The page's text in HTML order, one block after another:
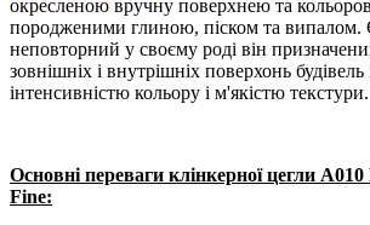
окресленою вручну поверхнею та
породженими глиною, піском та випалом.
неповторний у своєму роді він
зовнішніх і внутрішніх поверхонь будівель
інтенсивністю кольору і м'якістю текстури.
Основні переваги клінкерної цегли
Fine: